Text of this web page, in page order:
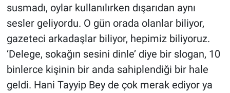
susmadı, oylar kullanılırken dışarıdan aynı
sesler geliyordu. O gün orada olanlar biliyor,
gazeteci arkadaşlar biliyor, hepimiz biliyoruz.
‘Delege, sokağın sesini dinle’ diye bir slogan, 10
binlerce kişinin bir anda sahiplendiği bir hale
geldi. Hani Tayyip Bey de çok merak ediyor ya